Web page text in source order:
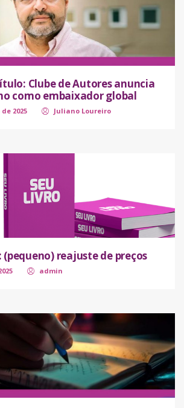
Clube de Autores anuncia
como embaixador global
2025 Juliano Loureiro
reajuste de preços
admin